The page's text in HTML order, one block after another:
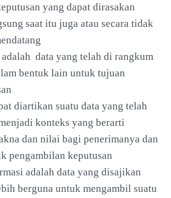
yang dapat dirasakan
saat itu juga atau secara tidak
data yang telah di rangkum
bentuk lain untuk tujuan
diartikan suatu data yang telah
konteks yang berarti
dan nilai bagi penerimanya dan
pengambilan keputusan
adalah data yang disajikan
berguna untuk mengambil suatu